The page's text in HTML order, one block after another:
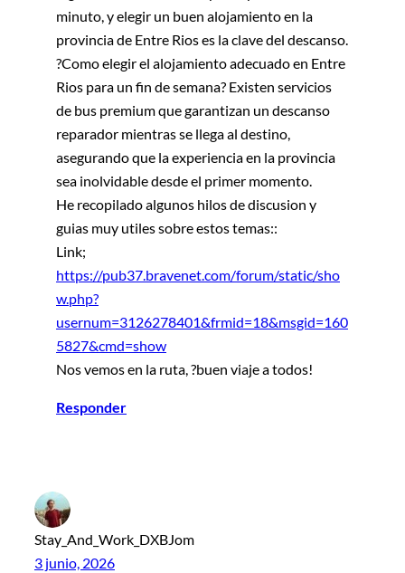
minuto, y elegir un buen alojamiento en la
provincia de Entre Rios es la clave del descanso.
?Como elegir el alojamiento adecuado en Entre
Rios para un fin de semana? Existen servicios
de bus premium que garantizan un descanso
reparador mientras se llega al destino,
asegurando que la experiencia en la provincia
sea inolvidable desde el primer momento.
He recopilado algunos hilos de discusion y
guias muy utiles sobre estos temas::
Link;
https://pub37.bravenet.com/forum/static/sho
w.php?
usernum=3126278401&frmid=18&msgid=160
5827&cmd=show
Nos vemos en la ruta, ?buen viaje a todos!
Responder
Stay_And_Work_DXBJom
3 junio, 2026